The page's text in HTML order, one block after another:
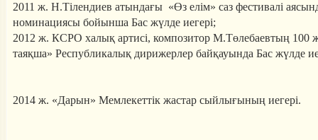
2011 ж. Н.Тілендиев атындағы «Өз елім» саз фестивалі
номинациясы бойынша Бас жүлде иегері;
2012 ж. КСРО халық артисі, композитор М.Төлебаевтың
таяқша» Республикалық дирижерлер байқауында Бас жүлде
2014 ж. «Дарын» Мемлекеттік жастар сыйлығының иегері.